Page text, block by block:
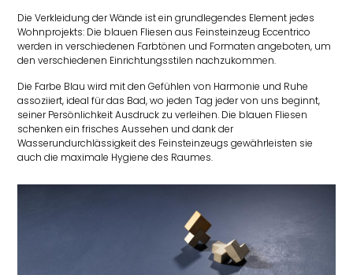
Die Verkleidung der Wände ist ein grundlegendes Element jedes
Wohnprojekts: Die blauen Fliesen aus Feinsteinzeug Eccentrico
werden in verschiedenen Farbtönen und Formaten angeboten, um
den verschiedenen Einrichtungsstilen nachzukommen.
Die Farbe Blau wird mit den Gefühlen von Harmonie und Ruhe
assoziiert, ideal für das Bad, wo jeden Tag jeder von uns beginnt,
seiner Persönlichkeit Ausdruck zu verleihen. Die blauen Fliesen
schenken ein frisches Aussehen und dank der
Wasserundurchlässigkeit des Feinsteinzeugs gewährleisten sie
auch die maximale Hygiene des Raumes.